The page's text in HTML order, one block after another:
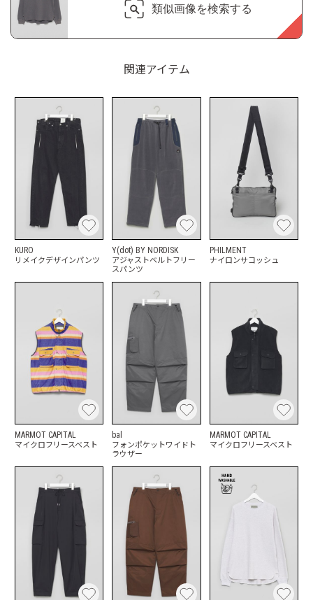
類似画像を検索する
関連アイテム
KURO
リメイクデザインパンツ
Y(dot) BY NORDISK
アジャストベルトフリー
スパンツ
PHILMENT
ナイロンサコッシュ
MARMOT CAPITAL
マイクロフリースベスト
bal
フォンポケットワイドト
ラウザー
MARMOT CAPITAL
マイクロフリースベスト